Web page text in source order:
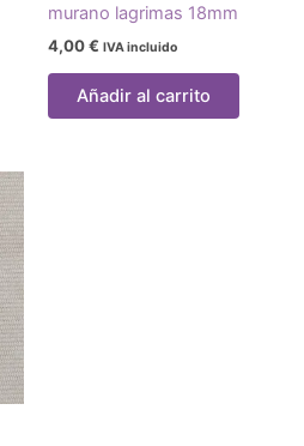
murano lagrimas 18mm
4,00€ IVA incluido
Añadir al carrito